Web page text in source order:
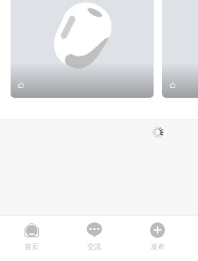
首页 交流 发布